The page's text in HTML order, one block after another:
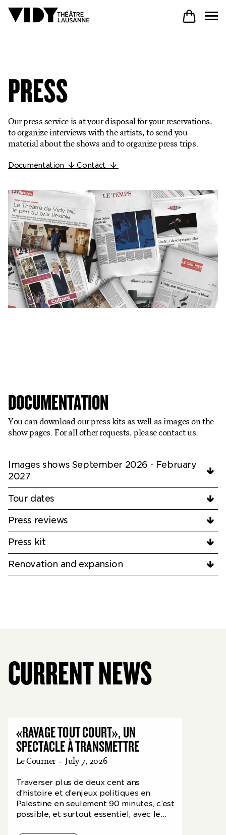
PARTICIPATE
COME TO VIDY
The Theatre
Productions
Ticketshop
My account
PRESS
Our press service is at your disposal for your reservations,
to organize interviews with the artists, to send you
material about the shows and to organize press trips.
Documentation Contact
DOCUMENTATION
You can download our press kits as well as images on the
show pages. For all other requests, please contact us.
Images shows September 2026 - February
2027
Tour dates
Press reviews
Press kit
Renovation and expansion
CURRENT NEWS
«RAVAGE TOUT COURT», UN
SPECTACLE À TRANSMETTRE
Le Courrier - July 7, 2026
Traverser plus de deux cent ans
d’histoire et d’enjeux politiques en
Palestine en seulement 90 minutes, c’est
possible, et surtout essentiel, avec le